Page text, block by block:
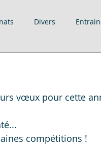
Divers
vœux pour cette
compétitions !